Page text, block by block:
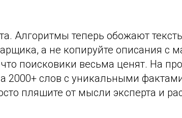
Алгоритмы теперь обожают
а не копируйте описания с
поисковики весьма ценят. На
2000+ слов с уникальными
пляшите от мысли эксперта и